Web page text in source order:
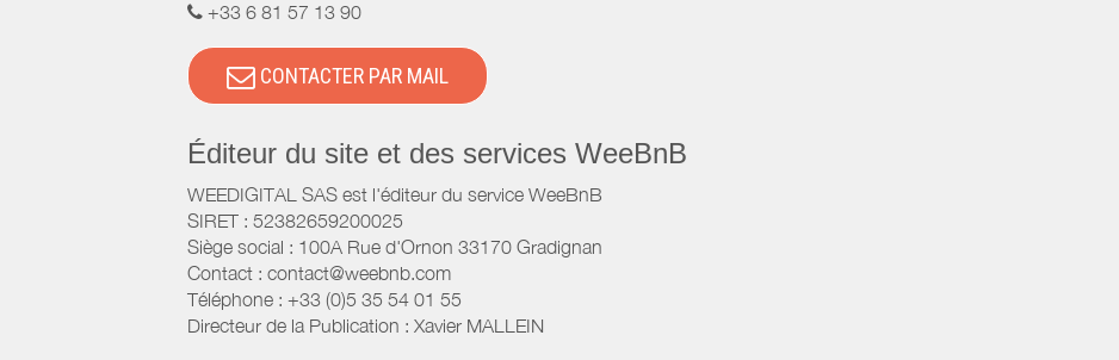
+33 6 81 57 13 90
CONTACTER PAR MAIL
Éditeur du site et des services WeeBnB
WEEDIGITAL SAS est l'éditeur du service WeeBnB
SIRET : 52382659200025
Siège social : 100A Rue d'Ornon 33170 Gradignan
Contact : contact@weebnb.com
Téléphone : +33 (0)5 35 54 01 55
Directeur de la Publication : Xavier MALLEIN